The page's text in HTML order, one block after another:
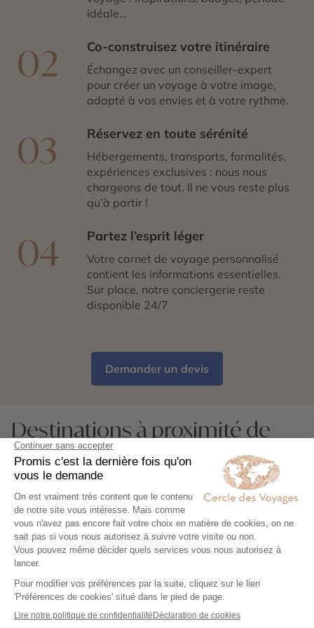
idéale…
02 Co-construisez votre itinéraire
Échangez avec un conseiller-expert
pour créer un voyage à votre image,
adapté à vos envies et à votre rythme.
03 Réservez en toute sérénité
Hébergements, transports, formalités,
expériences exclusives : nous nous
chargeons de tout. Il ne vous reste plus
qu’à partir !
04 Partez l’esprit léger
Votre carnet de voyage personnalisé
contient les informations essentielles.
Sur place, notre conciergerie reste
disponible 24/7
Demander un devis
Destinations à proximité de
Kairouan